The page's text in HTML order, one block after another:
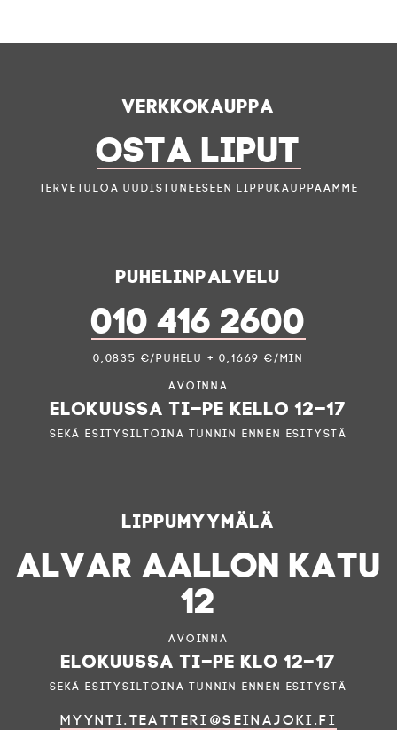
Verkkokauppa
OSTA LIPUT
Tervetuloa uudistuneeseen lippukauppaamme
Puhelinpalvelu
010 416 2600
0,0835 €/puhelu + 0,1669 €/min
Avoinna
elokuussa ti–pe kello 12–17
sekä esitysiltoina tunnin ennen esitystä
Lippumyymälä
ALVAR AALLON KATU
12
Avoinna
elokuussa ti–pe klo 12–17
sekä esitysiltoina tunnin ennen esitystä
myynti.teatteri@seinajoki.fi